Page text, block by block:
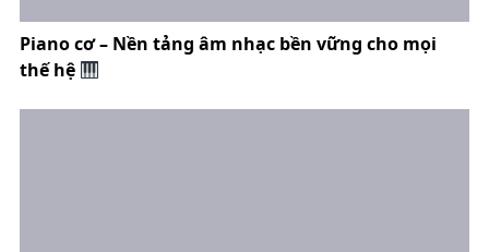
Piano cơ – Nền tảng âm nhạc bền vững cho mọi
thế hệ